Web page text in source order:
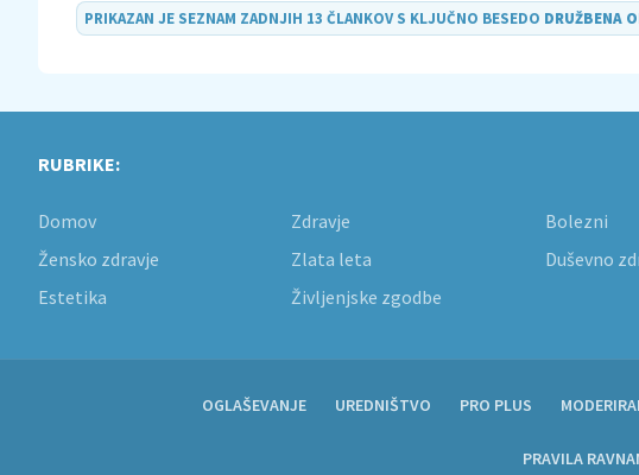
PRIKAZAN JE SEZNAM ZADNJIH 13 ČLANKOV S KLJUČNO BESEDO DRUŽBENA
RUBRIKE:
Domov Zdravje
Bolezni
Žensko zdravje
Zlata leta
Duševno
Estetika
Življenjske zgodbe
OGLAŠEVANJE UREDNIŠTVO PRO PLUS
PRAVILA